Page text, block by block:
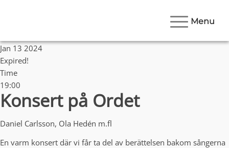
Menu
Jan 13 2024
Expired!
Time
19:00
Konsert på Ordet
Daniel Carlsson, Ola Hedén m.fl
En varm konsert där vi får ta del av berättelsen bakom sångerna